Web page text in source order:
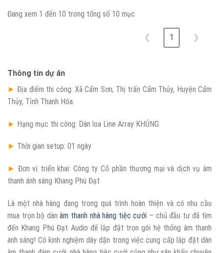
Đang xem 1 đến 10 trong tổng số 10 mục
❮ 1 ❯
Thông tin dự án
► Địa điểm thi công: Xã Cẩm Sơn, Thị trấn Cẩm Thủy, Huyện Cẩm
Thủy, Tỉnh Thanh Hóa.
► Hạng mục thi công: Dàn loa Line Array KHỦNG
► Thời gian setup: 01 ngày
► Đơn vị triển khai: Công ty Cổ phần thương mại và dịch vụ âm
thanh ánh sáng Khang Phú Đạt
Là một nhà hàng đang trong quá trình hoàn thiện và có nhu cầu
mua trọn bộ dànâm thanh nhà hàng tiệc cưới – chủ đầu tư đã tìm
đến Khang Phú Đạt Audio để lắp đặt trọn gói hệ thống âm thanh
ánh sáng! Có kinh nghiệm dày dặn trong việc cung cấp lắp đặt dàn